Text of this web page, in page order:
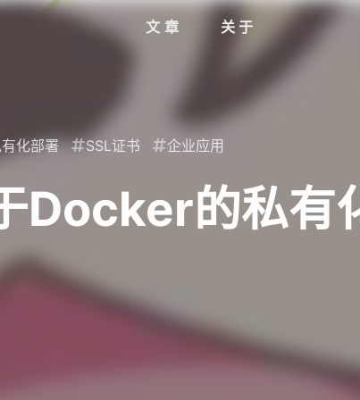
文章 关于
化部署 SSL证书 企业应用
Docker的私有